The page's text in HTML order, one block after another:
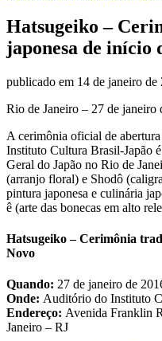
Hatsugeiko –
japonesa de início
publicado em 14 de janeiro de
Rio de Janeiro – 27 de janeiro
A cerimônia oficial de
Instituto Cultura Brasil-Japão
Geral do Japão no Rio de
(arranjo floral) e Shodô
pintura japonesa e culinária
ê (arte das bonecas em alto
Hatsugeiko – Cerimônia
Novo
Quando: 27 de janeiro de
Onde: Auditório do Instituto
Endereço: Avenida Franklin
Janeiro – RJ